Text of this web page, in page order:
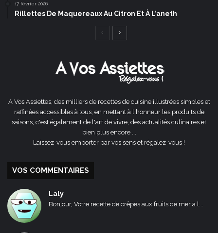
17 février 2026
Rillettes De Maquereaux Au Citron Et À L’aneth
Page
A Vos Assiettes, des milliers de recettes de cuisine illustrées simples et
raffinées accessibles à tous, en mettant à l'honneur les produits de
saisons, c'est également de l'art de vivre, des actualités culinaires et
bien plus encore ...
Laissez-vous emporter par vos sens et régalez-vous !
VOS COMMENTAIRES
Laly
Bonjour, Votre recette de crêpes aux fruits de mer a l...